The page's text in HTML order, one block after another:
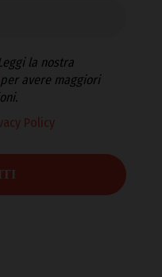
la nostra
avere maggiori
Policy